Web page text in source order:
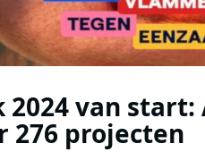
2024 van
276 projecten